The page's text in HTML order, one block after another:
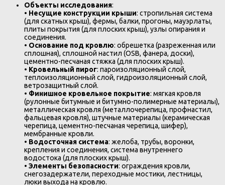
Объекты исследования:
• Несущие конструкции крыши: стропильная система
(для скатных крыш), фермы, балки, прогоны, мауэрлаты,
плиты покрытия (для плоских крыш), узлы опирания и
соединения.
• Основание под кровлю: обрешетка (разреженная или
сплошная), сплошной настил (OSB, фанера, доски),
цементно-песчаная стяжка (для плоских крыш).
• Кровельный пирог: пароизоляционный слой,
теплоизоляционный слой, гидроизоляционный слой,
ветрозащитный слой.
• Финишное кровельное покрытие: мягкая кровля
(рулонные битумные и битумно-полимерные материалы),
металлическая кровля (металлочерепица, профнастил,
фальцевая кровля), штучные материалы (керамическая
черепица, цементно-песчаная черепица, шифер),
мембранные кровли.
• Водосточная система: желоба, трубы, воронки,
крепления и соединения, система внутреннего
водостока (для плоских крыш).
• Элементы безопасности: ограждения кровли,
снегозадержатели, переходные мостики, лестницы,
люки выхода на кровлю.